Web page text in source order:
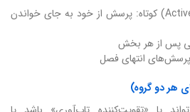
مطالعه فعال (Active Recall) کوتاه: پرسش از خود به جای خواندن
پس از هر بخش
پرسش‌های انتهای فصل